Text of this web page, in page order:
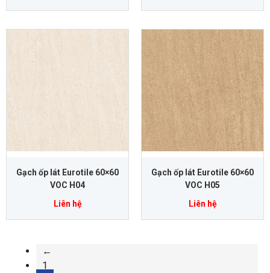
Gạch ốp lát Eurotile 60×60
VOC H04
Liên hệ
Gạch ốp lát Eurotile 60×60
VOC H05
Liên hệ
←
1